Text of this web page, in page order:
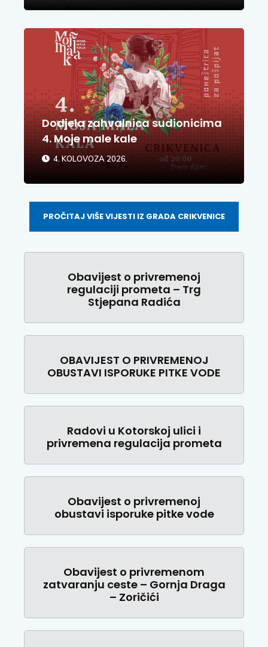
Dodjela zahvalnica sudionicima
4. Moje male kale
4. KOLOVOZA 2026.
PROČITAJ VIŠE VIJESTI IZ GRADA CRIKVENICE
Obavijest o privremenoj
regulaciji prometa – Trg
Stjepana Radića
OBAVIJEST O PRIVREMENOJ
OBUSTAVI ISPORUKE PITKE VODE
Radovi u Kotorskoj ulici i
privremena regulacija prometa
Obavijest o privremenoj
obustavi isporuke pitke vode
Obavijest o privremenom
zatvaranju ceste – Gornja Draga
– Zoričići